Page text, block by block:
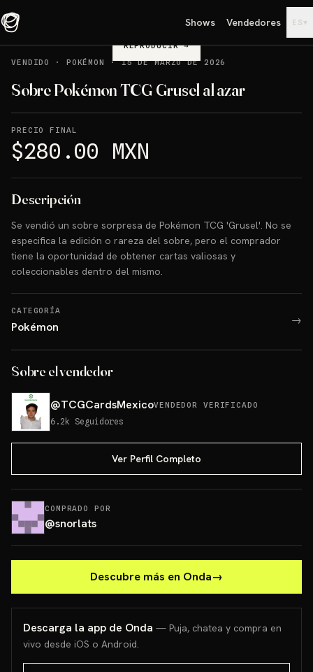
Shows Vendedores ES ▾
REPRODUCIR→
VENDIDO
· POKÉMON ·15 DE MARZO DE 2026
Sobre Pokémon TCG Grusel al azar
PRECIO FINAL
$280.00 MXN
Descripción
Se vendió un sobre sorpresa de Pokémon TCG 'Grusel'. No se
especifica la edición o rareza del sobre, pero el comprador
tiene la oportunidad de obtener cartas valiosas y
coleccionables dentro del mismo.
CATEGORÍA
Pokémon →
Sobre el vendedor
@TCGCardsMexicoVENDEDOR VERIFICADO
6.2k Seguidores
Ver Perfil Completo
COMPRADO POR
@snorlats
Descubre más en Onda→
Descarga la app de Onda — Puja, chatea y compra en
vivo desde iOS o Android.